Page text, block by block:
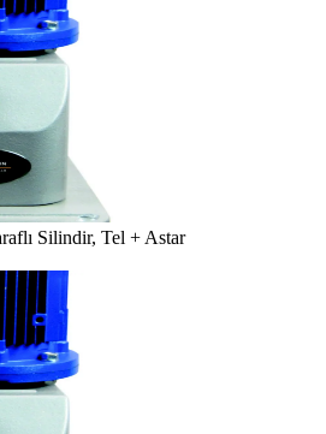
Silindir, Tel + Astar